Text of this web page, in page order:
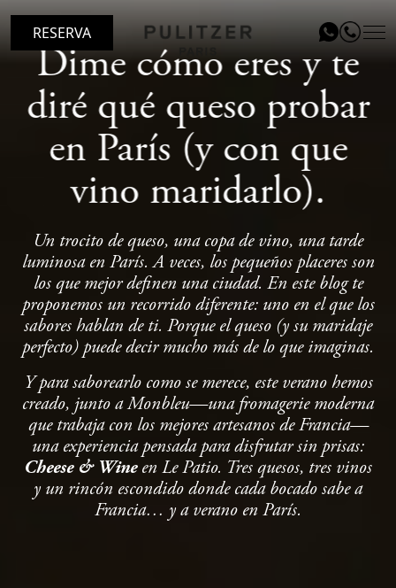
RESERVA
UBICACIÓN
HABITACIONES
LE PATIO RESTAURANT
REGALA
EVENTOS
BLOG
GALERÍA
NOSOTROS
B CORP
Dime cómo eres y te
diré qué queso probar
en París (y con que
vino maridarlo).
Un trocito de queso, una copa de vino, una tarde
luminosa en París. A veces, los pequeños placeres son
los que mejor definen una ciudad. En este blog te
proponemos un recorrido diferente: uno en el que los
sabores hablan de ti. Porque el queso (y su maridaje
perfecto) puede decir mucho más de lo que imaginas.
Y para saborearlo como se merece, este verano hemos
creado, junto a Monbleu—una fromagerie moderna
que trabaja con los mejores artesanos de Francia—
una experiencia pensada para disfrutar sin prisas:
Cheese & Wineen Le Patio. Tres quesos, tres vinos
y un rincón escondido donde cada bocado sabe a
Francia… y a verano en París.